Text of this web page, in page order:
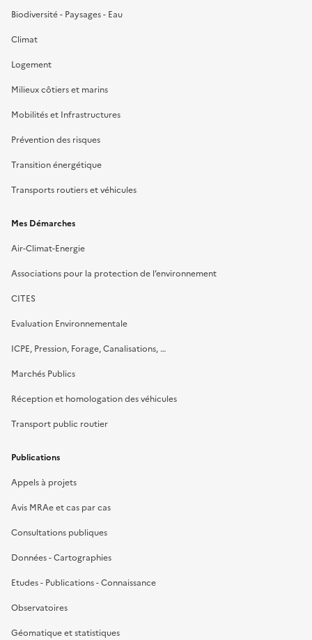
Biodiversité - Paysages - Eau
Climat
Logement
Milieux côtiers et marins
Mobilités et Infrastructures
Prévention des risques
Transition énergétique
Transports routiers et véhicules
Mes Démarches
Air-Climat-Energie
Associations pour la protection de l’environnement
CITES
Evaluation Environnementale
ICPE, Pression, Forage, Canalisations, …
Marchés Publics
Réception et homologation des véhicules
Transport public routier
Publications
Appels à projets
Avis MRAe et cas par cas
Consultations publiques
Données - Cartographies
Etudes - Publications - Connaissance
Observatoires
Géomatique et statistiques